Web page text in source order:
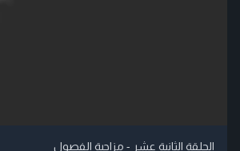
الحلقة الثانية عشر - مزاجية الفصول